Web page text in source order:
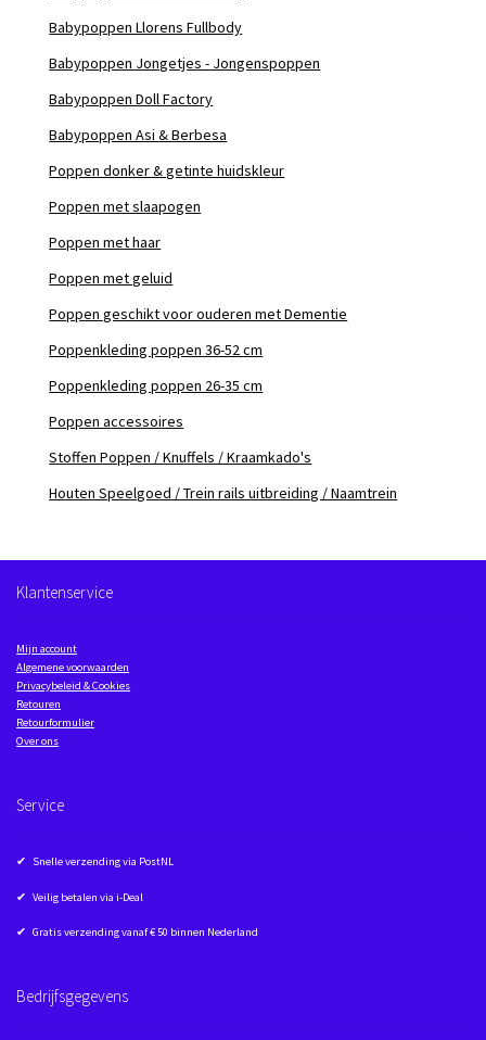
Babypoppen Llorens Fullbody
Babypoppen Jongetjes - Jongenspoppen
Babypoppen Doll Factory
Babypoppen Asi & Berbesa
Poppen donker & getinte huidskleur
Poppen met slaapogen
Poppen met haar
Poppen met geluid
Poppen geschikt voor ouderen met Dementie
Poppenkleding poppen 36-52 cm
Poppenkleding poppen 26-35 cm
Poppen accessoires
Stoffen Poppen / Knuffels / Kraamkado's
Houten Speelgoed / Trein rails uitbreiding / Naamtrein
Klantenservice
Mijn account
Algemene voorwaarden
Privacybeleid & Cookies
Retouren
Retourformulier
Over ons
Service
✔ Snelle verzending via PostNL
✔ Veilig betalen via i-Deal
✔ Gratis verzending vanaf € 50 binnen Nederland
Bedrijfsgegevens